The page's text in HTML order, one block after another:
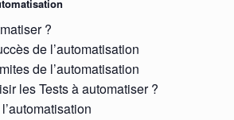
?
de l’automatisation
de l’automatisation
les Tests à automatiser ?